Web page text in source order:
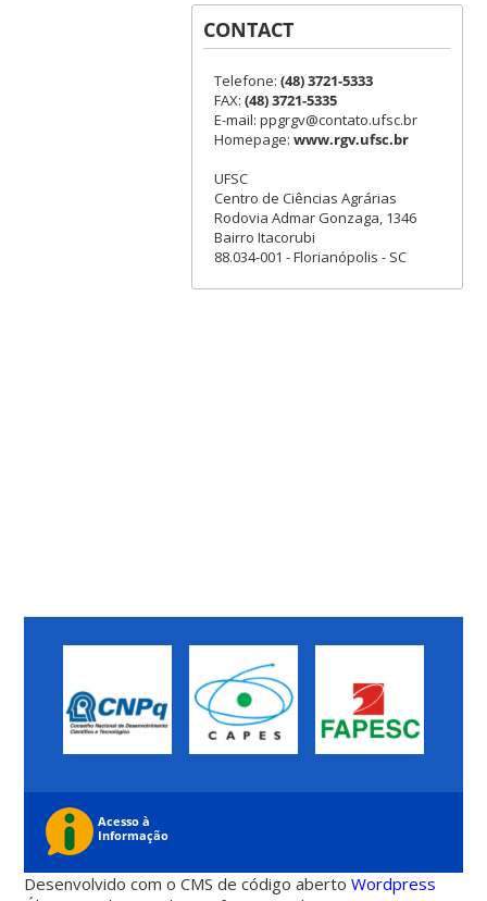
CONTACT
Telefone: (48) 3721-5333
FAX: (48) 3721-5335
E-mail: ppgrgv@contato.ufsc.br
Homepage: www.rgv.ufsc.br
UFSC
Centro de Ciências Agrárias
Rodovia Admar Gonzaga, 1346
Bairro Itacorubi
88.034-001 - Florianópolis - SC
Desenvolvido com o CMS de código abertoWordpress